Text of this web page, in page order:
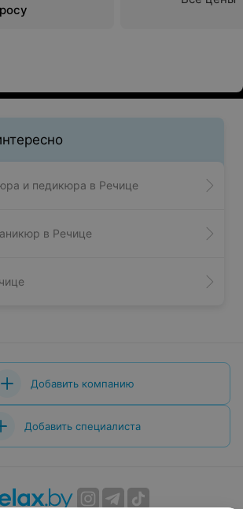
и педикюра в Речице
в Речице
Добавить компанию
Добавить специалиста